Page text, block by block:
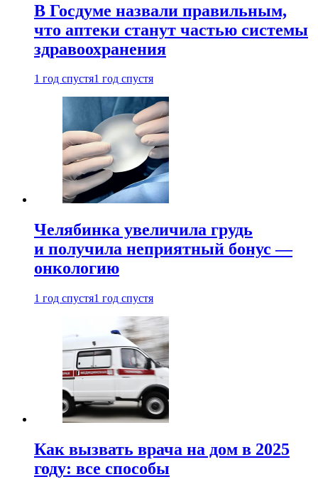
В Госдуме назвали правильным,
что аптеки станут частью системы
здравоохранения
1 год спустя1 год спустя
Челябинка увеличила грудь
и получила неприятный бонус —
онкологию
1 год спустя1 год спустя
Как вызвать врача на дом в 2025
году: все способы